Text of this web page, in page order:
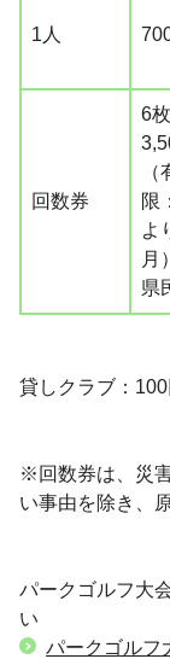
1人
回数券
6
限
よ
月
県
貸しクラブ：100
※回数券は、災
い事由を除き、
パークゴルフ大
い
パークゴル